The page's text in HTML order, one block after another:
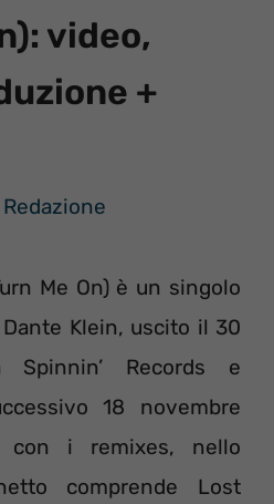
video,
+
Redazione
Me On) è un singolo
Klein, uscito il 30
Records e
18 novembre
i remixes, nello
comprende Lost